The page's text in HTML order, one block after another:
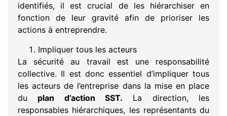
identifiés, il est crucial de les hiérarchiser en
fonction de leur gravité afin de prioriser les
actions à entreprendre.
Impliquer tous les acteurs
La sécurité au travail est une responsabilité
collective. Il est donc essentiel d’impliquer tous
les acteurs de l’entreprise dans la mise en place
du plan d’action SST. La direction, les
responsables hiérarchiques, les représentants du